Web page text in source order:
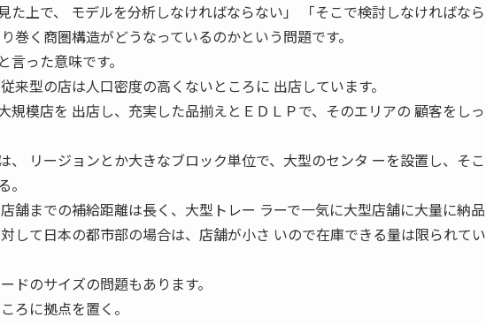
た上で、 モデルを分析しなければならない」 「そこで検討しなければなら
巻く商圏構造がどうなっているのかという問題です。
言った意味です。
来型の店は人口密度の高くないところに 出店しています。
規模店を 出店し、充実した品揃えとＥＤＬＰで、そのエリアの 顧客をしっ
、 リージョンとか大きなブロック単位で、大型のセンタ ーを設置し、そこ
舗までの補給距離は長く、大型トレー ラーで一気に大型店舗に大量に納品
して日本の都市部の場合は、店舗が小さ いので在庫できる量は限られてい
ドのサイズの問題もあります。
ろに拠点を置く。